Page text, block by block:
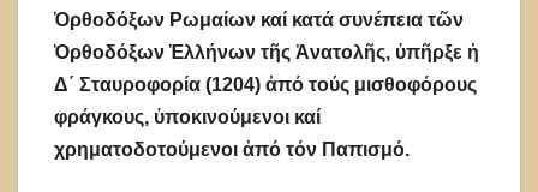
Ὀρθοδόξων Ρωμαίων καί κατά συνέπεια τῶν
Ὀρθοδόξων Ἑλλήνων τῆς Ἀνατολῆς, ὑπῆρξε ἡ
Δ΄ Σταυροφορία (1204) ἀπό τούς μισθοφόρους
φράγκους, ὑποκινούμενοι καί
χρηματοδοτούμενοι ἀπό τόν Παπισμό.